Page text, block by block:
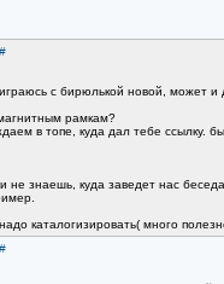
#
с бирюлькой новой, может и
рамкам?
в топе, куда дал тебе ссылку.
не знаешь, куда заведет нас
каталогизировать( много
#